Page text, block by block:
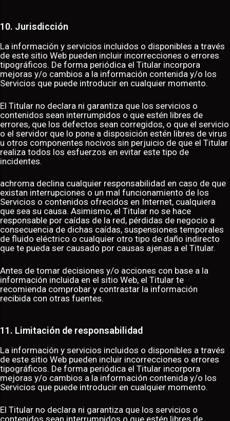
10. Jurisdicción
La información y servicios incluidos o disponibles a través
de este sitio Web pueden incluir incorrecciones o errores
tipográficos. De forma periódica el Titular incorpora
mejoras y/o cambios a la información contenida y/o los
Servicios que puede introducir en cualquier momento.
El Titular no declara ni garantiza que los servicios o
contenidos sean interrumpidos o que estén libres de
errores, que los defectos sean corregidos, o que el servicio
o el servidor que lo pone a disposición estén libres de virus
u otros componentes nocivos sin perjuicio de que el Titular
realiza todos los esfuerzos en evitar este tipo de
incidentes.
achroma declina cualquier responsabilidad en caso de que
existan interrupciones o un mal funcionamiento de los
Servicios o contenidos ofrecidos en Internet, cualquiera
que sea su causa. Asimismo, el Titular no se hace
responsable por caídas de la red, pérdidas de negocio a
consecuencia de dichas caídas, suspensiones temporales
de fluido eléctrico o cualquier otro tipo de daño indirecto
que te pueda ser causado por causas ajenas a el Titular.
Antes de tomar decisiones y/o acciones con base a la
información incluida en el sitio Web, el Titular te
recomienda comprobar y contrastar la información
recibida con otras fuentes.
11. Limitación de responsabilidad
La información y servicios incluidos o disponibles a través
de este sitio Web pueden incluir incorrecciones o errores
tipográficos. De forma periódica el Titular incorpora
mejoras y/o cambios a la información contenida y/o los
Servicios que puede introducir en cualquier momento.
El Titular no declara ni garantiza que los servicios o
contenidos sean interrumpidos o que estén libres de